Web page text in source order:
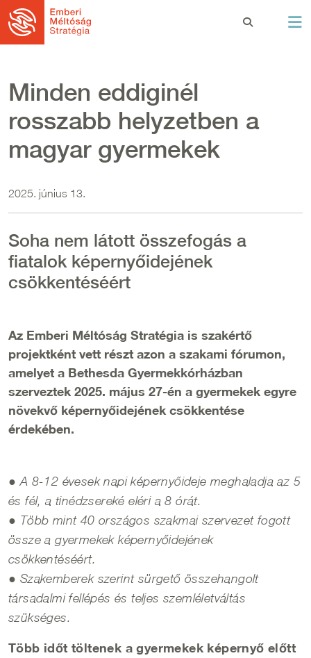
Ugrás a tartalomra
Minden eddiginél
rosszabb helyzetben a
magyar gyermekek
2025. június 13.
Soha nem látott összefogás a
fiatalok képernyőidejének
csökkentéséért
Az Emberi Méltóság Stratégia is szakértő
projektként vett részt azon a szakami fórumon,
amelyet a Bethesda Gyermekkórházban
szerveztek 2025. május 27-én a gyermekek egyre
növekvő képernyőidejének csökkentése
érdekében.
● A 8-12 évesek napi képernyőideje meghaladja az 5
és fél, a tinédzsereké eléri a 8 órát.
● Több mint 40 országos szakmai szervezet fogott
össze a gyermekek képernyőidejének
csökkentéséért.
● Szakemberek szerint sürgető összehangolt
társadalmi fellépés és teljes szemléletváltás
szükséges.
Több időt töltenek a gyermekek képernyő előtt